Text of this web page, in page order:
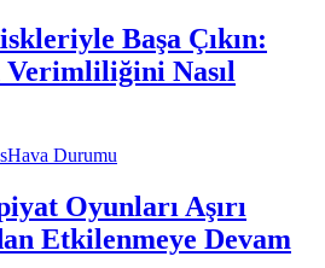
Başa Çıkın:
Nasıl
Hava Durumu
Oyunları Aşırı
Etkilenmeye Devam